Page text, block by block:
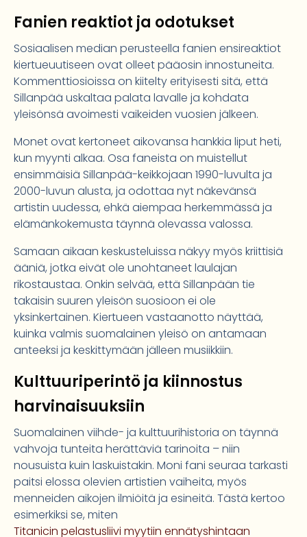
Fanien reaktiot ja odotukset
Sosiaalisen median perusteella fanien ensireaktiot
kiertueuutiseen ovat olleet pääosin innostuneita.
Kommenttiosioissa on kiitelty erityisesti sitä, että
Sillanpää uskaltaa palata lavalle ja kohdata
yleisönsä avoimesti vaikeiden vuosien jälkeen.
Monet ovat kertoneet aikovansa hankkia liput heti,
kun myynti alkaa. Osa faneista on muistellut
ensimmäisiä Sillanpää-keikkojaan 1990-luvulta ja
2000-luvun alusta, ja odottaa nyt näkevänsä
artistin uudessa, ehkä aiempaa herkemmässä ja
elämänkokemusta täynnä olevassa valossa.
Samaan aikaan keskusteluissa näkyy myös kriittisiä
ääniä, jotka eivät ole unohtaneet laulajan
rikostaustaa. Onkin selvää, että Sillanpään tie
takaisin suuren yleisön suosioon ei ole
yksinkertainen. Kiertueen vastaanotto näyttää,
kuinka valmis suomalainen yleisö on antamaan
anteeksi ja keskittymään jälleen musiikkiin.
Kulttuuriperintö ja kiinnostus
harvinaisuuksiin
Suomalainen viihde- ja kulttuurihistoria on täynnä
vahvoja tunteita herättäviä tarinoita – niin
nousuista kuin laskuistakin. Moni fani seuraa tarkasti
paitsi elossa olevien artistien vaiheita, myös
menneiden aikojen ilmiöitä ja esineitä. Tästä kertoo
esimerkiksi se, miten
Titanicin pelastusliivi myytiin ennätyshintaan